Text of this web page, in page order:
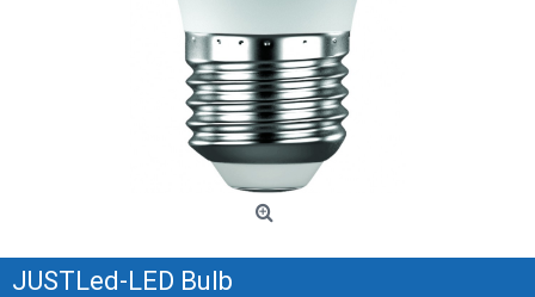
JUSTLed-LED Bulb